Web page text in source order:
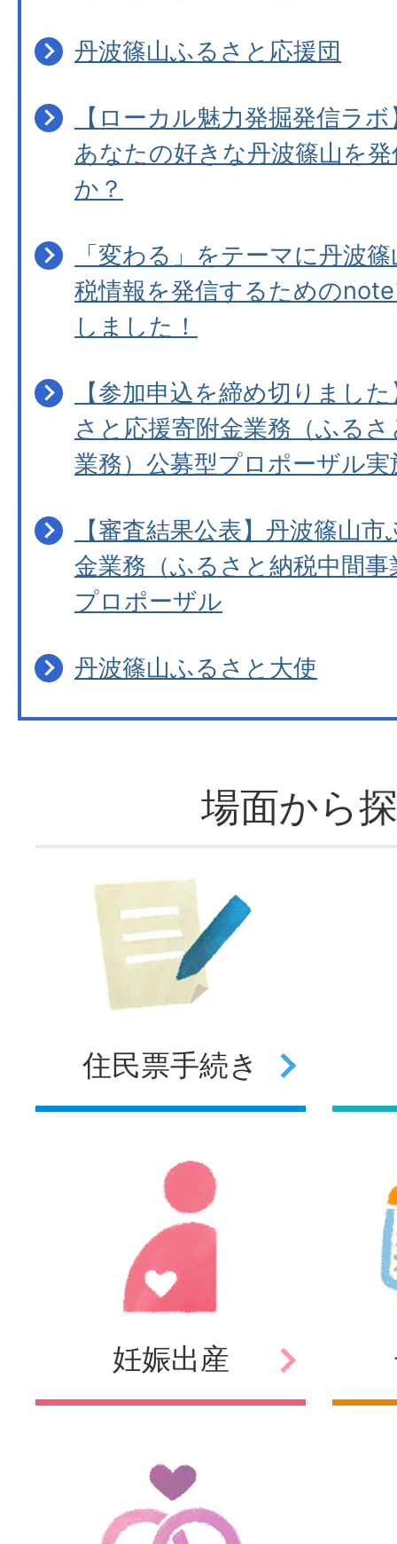
丹波篠山ふるさと応援団
【ローカル魅力発掘発信ラ
あなたの好きな丹波篠山を
か？
「変わる」をテーマに丹波
税情報を発信するための
しました！
【参加申込を締め切りまし
さと応援寄附金業務（ふる
業務）公募型プロポーザル
【審査結果公表】丹波篠山
金業務（ふるさと納税中間
プロポーザル
丹波篠山ふるさと大使
場面から
住民票手続き
妊娠出産